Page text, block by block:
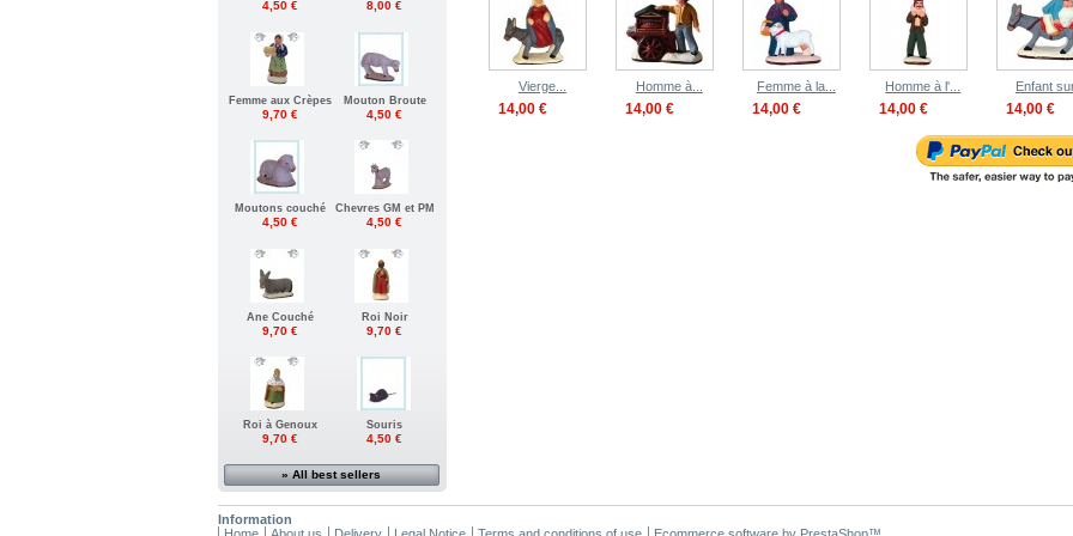
4,50 € 8,00 €
Femme aux Crèpes
9,70 €
Mouton Broute
4,50 €
Moutons couché
4,50 €
Chevres GM et PM
4,50 €
Ane Couché
9,70 €
Roi Noir
9,70 €
Roi à Genoux
9,70 €
Souris
4,50 €
» All best sellers
Vierge...
14,00 €
Homme à...
14,00 €
Femme à la...
14,00 €
Homme à l'...
14,00 €
Enfant
14,00 €
Information